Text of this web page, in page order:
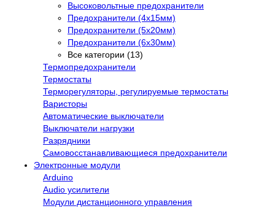
Высоковольтные предохранители
Предохранители (4х15мм)
Предохранители (5х20мм)
Предохранители (6х30мм)
Все категории (13)
Термопредохранители
Термостаты
Терморегуляторы, регулируемые термостаты
Варисторы
Автоматические выключатели
Выключатели нагрузки
Разрядники
Самовосстанавливающиеся предохранители
Электронные модули
Arduino
Audio усилители
Модули дистанционного управления